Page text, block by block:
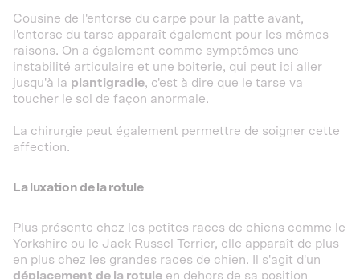
Cousine de l'entorse du carpe pour la patte avant,
l'entorse du tarse apparaît également pour les mêmes
raisons. On a également comme symptômes une
instabilité articulaire et une boiterie, qui peut ici aller
jusqu'à la plantigradie, c'est à dire que le tarse va
toucher le sol de façon anormale.
La chirurgie peut également permettre de soigner cette
affection.
La luxation de la rotule
Plus présente chez les petites races de chiens comme le
Yorkshire ou le Jack Russel Terrier, elle apparaît de plus
en plus chez les grandes races de chien. Il s'agit d'un
déplacement de la rotule en dehors de sa position